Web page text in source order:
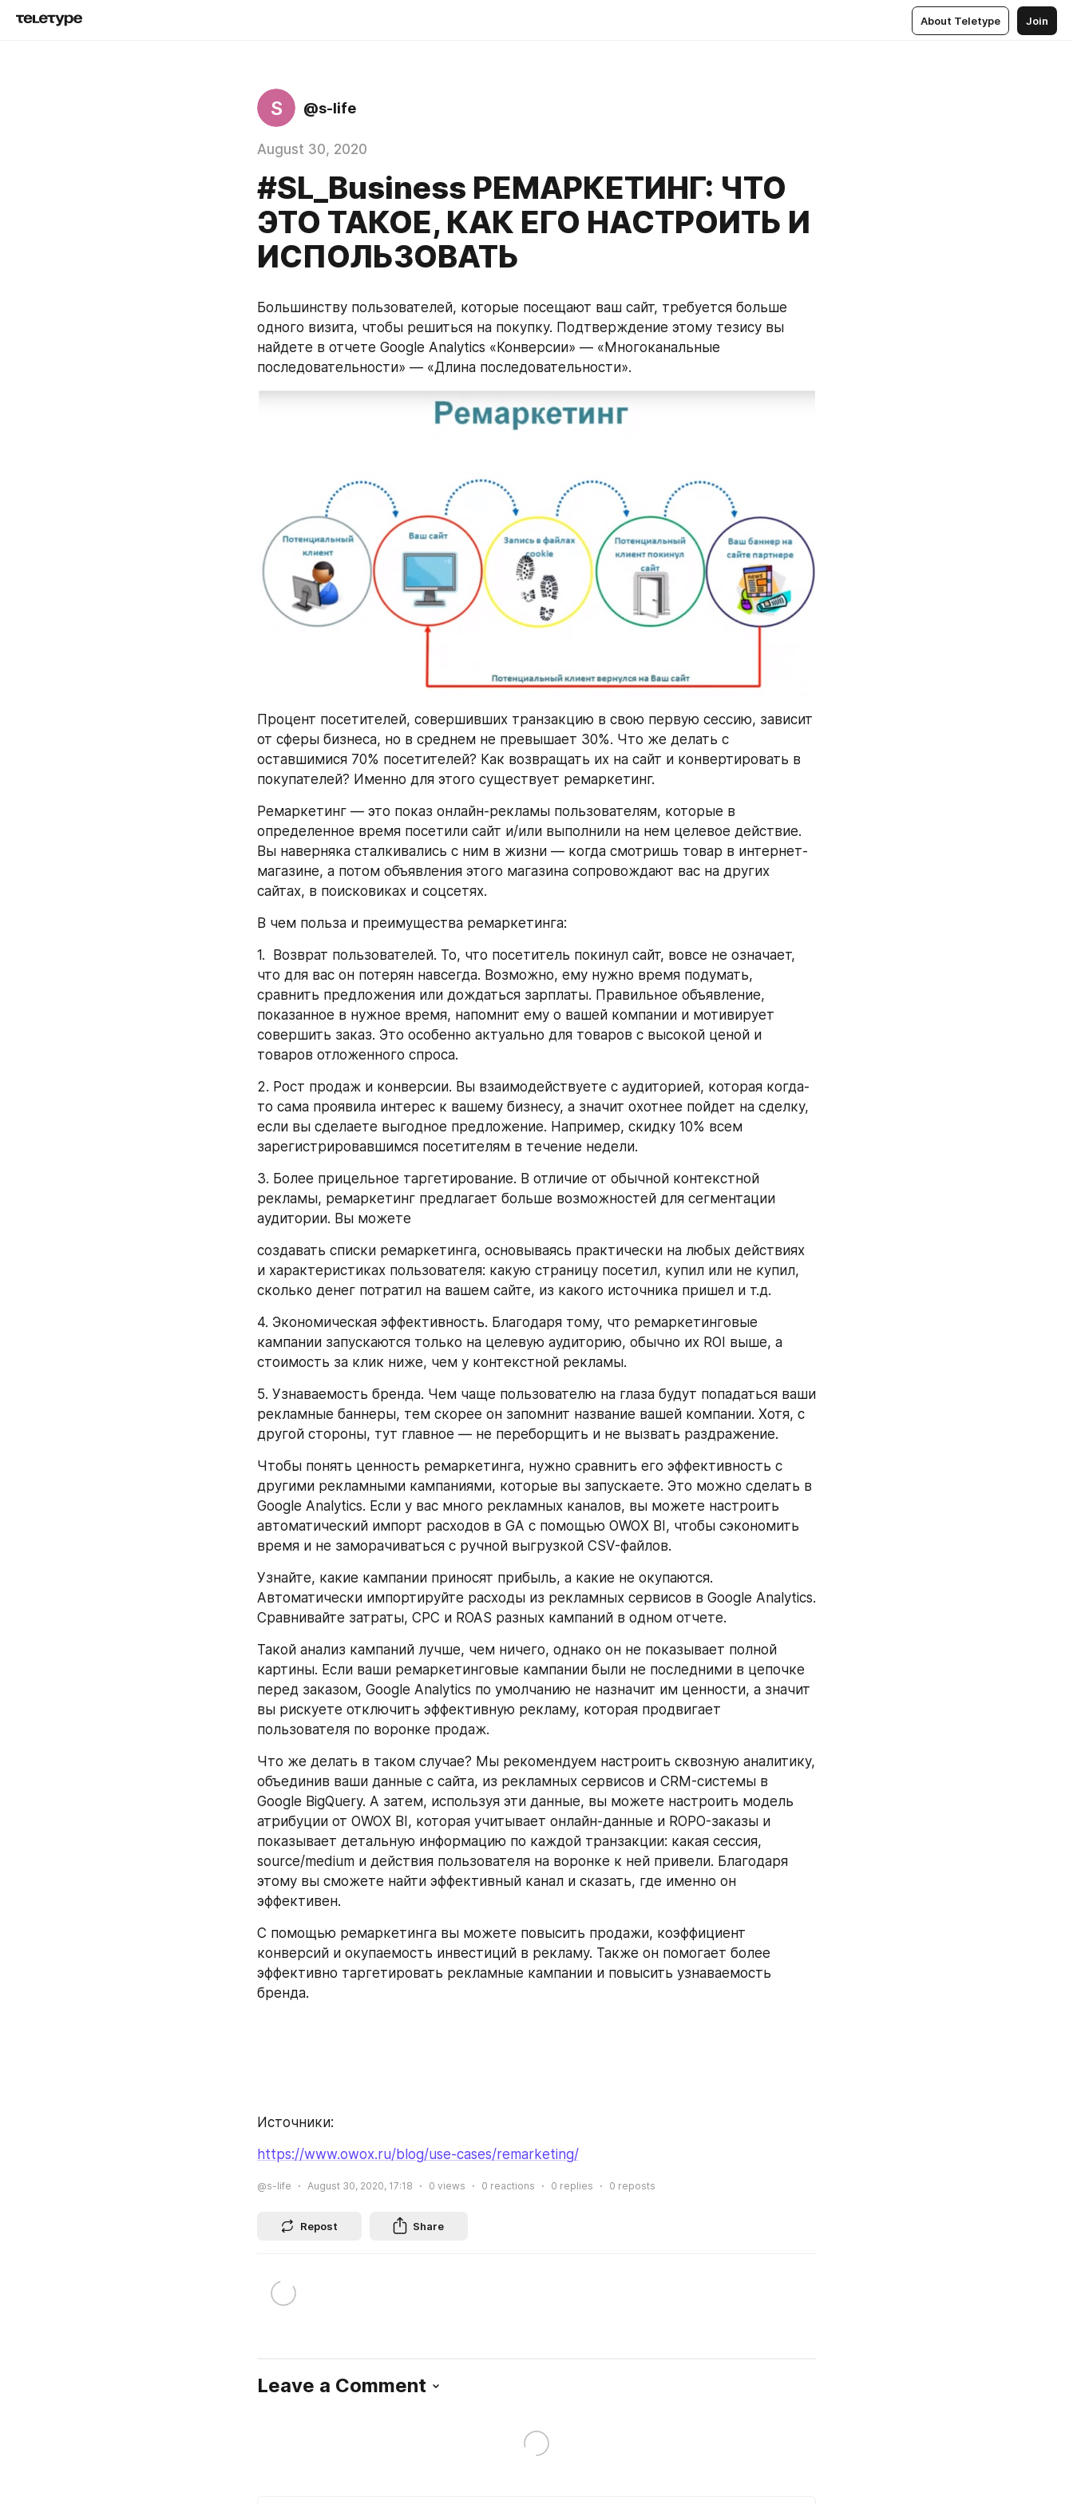
About Teletype Join
S @s-life
August 30, 2020
#SL_Business РЕМАРКЕТИНГ: ЧТО
ЭТО ТАКОЕ, КАК ЕГО НАСТРОИТЬ И
ИСПОЛЬЗОВАТЬ
Большинству пользователей, которые посещают ваш сайт, требуется больше
одного визита, чтобы решиться на покупку. Подтверждение этому тезису вы
найдете в отчете Google Analytics «Конверсии» — «Многоканальные
последовательности» — «Длина последовательности».
Процент посетителей, совершивших транзакцию в свою первую сессию, зависит
от сферы бизнеса, но в среднем не превышает 30%. Что же делать с
оставшимися 70% посетителей? Как возвращать их на сайт и конвертировать в
покупателей? Именно для этого существует ремаркетинг.
Ремаркетинг — это показ онлайн-рекламы пользователям, которые в
определенное время посетили сайт и/или выполнили на нем целевое действие.
Вы наверняка сталкивались с ним в жизни — когда смотришь товар в интернет-
магазине, а потом объявления этого магазина сопровождают вас на других
сайтах, в поисковиках и соцсетях.
В чем польза и преимущества ремаркетинга:
1.  Возврат пользователей. То, что посетитель покинул сайт, вовсе не означает,
что для вас он потерян навсегда. Возможно, ему нужно время подумать,
сравнить предложения или дождаться зарплаты. Правильное объявление,
показанное в нужное время, напомнит ему о вашей компании и мотивирует
совершить заказ. Это особенно актуально для товаров с высокой ценой и
товаров отложенного спроса.
2. Рост продаж и конверсии. Вы взаимодействуете с аудиторией, которая когда-
то сама проявила интерес к вашему бизнесу, а значит охотнее пойдет на сделку,
если вы сделаете выгодное предложение. Например, скидку 10% всем
зарегистрировавшимся посетителям в течение недели.
3. Более прицельное таргетирование. В отличие от обычной контекстной
рекламы, ремаркетинг предлагает больше возможностей для сегментации
аудитории. Вы можете
создавать списки ремаркетинга, основываясь практически на любых действиях
и характеристиках пользователя: какую страницу посетил, купил или не купил,
сколько денег потратил на вашем сайте, из какого источника пришел и т.д.
4. Экономическая эффективность. Благодаря тому, что ремаркетинговые
кампании запускаются только на целевую аудиторию, обычно их ROI выше, а
стоимость за клик ниже, чем у контекстной рекламы.
5. Узнаваемость бренда. Чем чаще пользователю на глаза будут попадаться ваши
рекламные баннеры, тем скорее он запомнит название вашей компании. Хотя, с
другой стороны, тут главное — не переборщить и не вызвать раздражение.
Чтобы понять ценность ремаркетинга, нужно сравнить его эффективность с
другими рекламными кампаниями, которые вы запускаете. Это можно сделать в
Google Analytics. Если у вас много рекламных каналов, вы можете настроить
автоматический импорт расходов в GA с помощью OWOX BI, чтобы сэкономить
время и не заморачиваться с ручной выгрузкой CSV-файлов.
Узнайте, какие кампании приносят прибыль, а какие не окупаются.
Автоматически импортируйте расходы из рекламных сервисов в Google Analytics.
Сравнивайте затраты, CPC и ROAS разных кампаний в одном отчете.
Такой анализ кампаний лучше, чем ничего, однако он не показывает полной
картины. Если ваши ремаркетинговые кампании были не последними в цепочке
перед заказом, Google Analytics по умолчанию не назначит им ценности, а значит
вы рискуете отключить эффективную рекламу, которая продвигает
пользователя по воронке продаж.
Что же делать в таком случае? Мы рекомендуем настроить сквозную аналитику,
объединив ваши данные с сайта, из рекламных сервисов и CRM-системы в
Google BigQuery. А затем, используя эти данные, вы можете настроить модель
атрибуции от OWOX BI, которая учитывает онлайн-данные и ROPO-заказы и
показывает детальную информацию по каждой транзакции: какая сессия,
source/medium и действия пользователя на воронке к ней привели. Благодаря
этому вы сможете найти эффективный канал и сказать, где именно он
эффективен.
С помощью ремаркетинга вы можете повысить продажи, коэффициент
конверсий и окупаемость инвестиций в рекламу. Также он помогает более
эффективно таргетировать рекламные кампании и повысить узнаваемость
бренда.
Источники:
https://www.owox.ru/blog/use-cases/remarketing/
@s-life August 30, 2020, 17:18 0 views 0 reactions 0 replies 0 reposts
Repost Share
Leave a Comment